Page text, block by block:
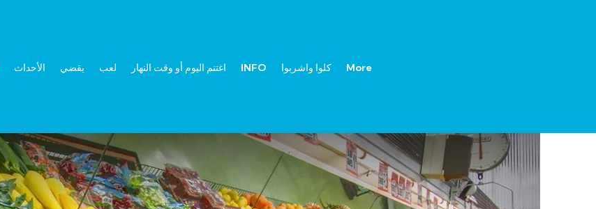
الأحداث يقضي لعب اغتنم اليوم أو وقت النهار INFO كلوا واشربوا More